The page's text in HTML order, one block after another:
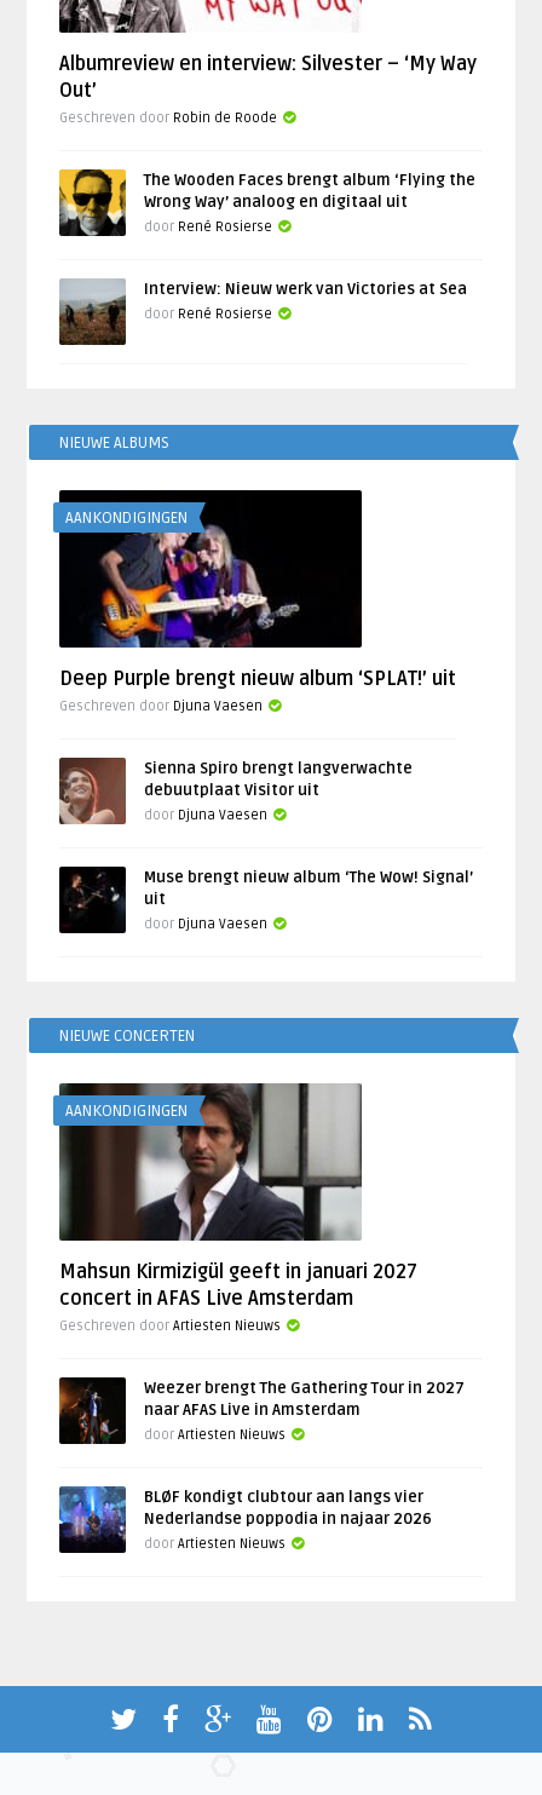
Albumreview en interview: Silvester – ‘My Way
Out’
Geschreven door Robin de Roode
The Wooden Faces brengt album ‘Flying the
Wrong Way’ analoog en digitaal uit
door René Rosierse
Interview: Nieuw werk van Victories at Sea
door René Rosierse
NIEUWE ALBUMS
AANKONDIGINGEN
Deep Purple brengt nieuw album ‘SPLAT!’ uit
Geschreven door Djuna Vaesen
Sienna Spiro brengt langverwachte
debuutplaat Visitor uit
door Djuna Vaesen
Muse brengt nieuw album ‘The Wow! Signal’
uit
door Djuna Vaesen
NIEUWE CONCERTEN
AANKONDIGINGEN
Mahsun Kirmizigül geeft in januari 2027
concert in AFAS Live Amsterdam
Geschreven doorArtiesten Nieuws
Weezer brengt The Gathering Tour in 2027
naar AFAS Live in Amsterdam
doorArtiesten Nieuws
BLØF kondigt clubtour aan langs vier
Nederlandse poppodia in najaar 2026
doorArtiesten Nieuws